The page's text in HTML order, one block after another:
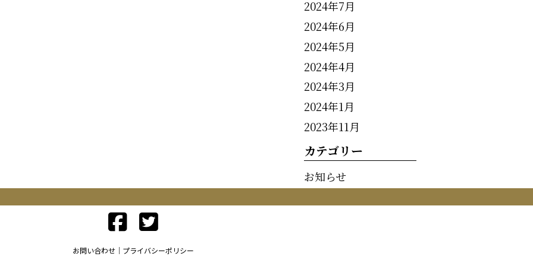
2024年7月
2024年6月
2024年5月
2024年4月
2024年3月
2024年1月
2023年11月
カテゴリー
お知らせ
お問い合わせ プライバシーポリシー